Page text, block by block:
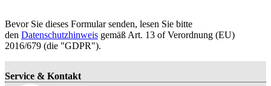
Bevor Sie dieses Formular senden, lesen Sie bitte
den Datenschutzhinweis gemäß Art. 13 оf Verordnung (EU)
2016/679 (die "GDPR").
Service & Kontakt